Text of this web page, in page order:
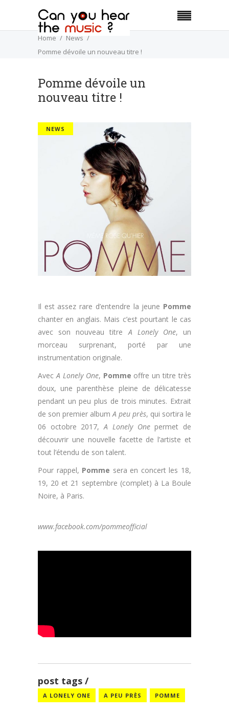
Home
News
Pomme dévoile un nouveau titre !
Pomme dévoile un
nouveau titre !
NEWS
Il est assez rare d’entendre la jeune Pomme
chanter en anglais. Mais c’est pourtant le cas
avec son nouveau titre A Lonely One, un
morceau surprenant, porté par une
instrumentation originale.
AvecA Lonely One, Pomme offre un titre très
doux, une parenthèse pleine de délicatesse
pendant un peu plus de trois minutes. Extrait
de son premier albumA peu près, qui sortira le
06 octobre 2017,A Lonely Onepermet de
découvrir une nouvelle facette de l’artiste et
tout l’étendu de son talent.
Pour rappel, Pomme sera en concert les 18,
19, 20 et 21 septembre (complet) à La Boule
Noire, à Paris.
www.facebook.com/pommeofficial
post tags
A LONELY ONE A PEU PRÈS POMME